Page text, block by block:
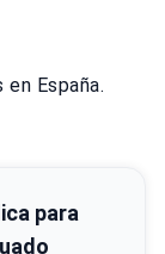
España.
para